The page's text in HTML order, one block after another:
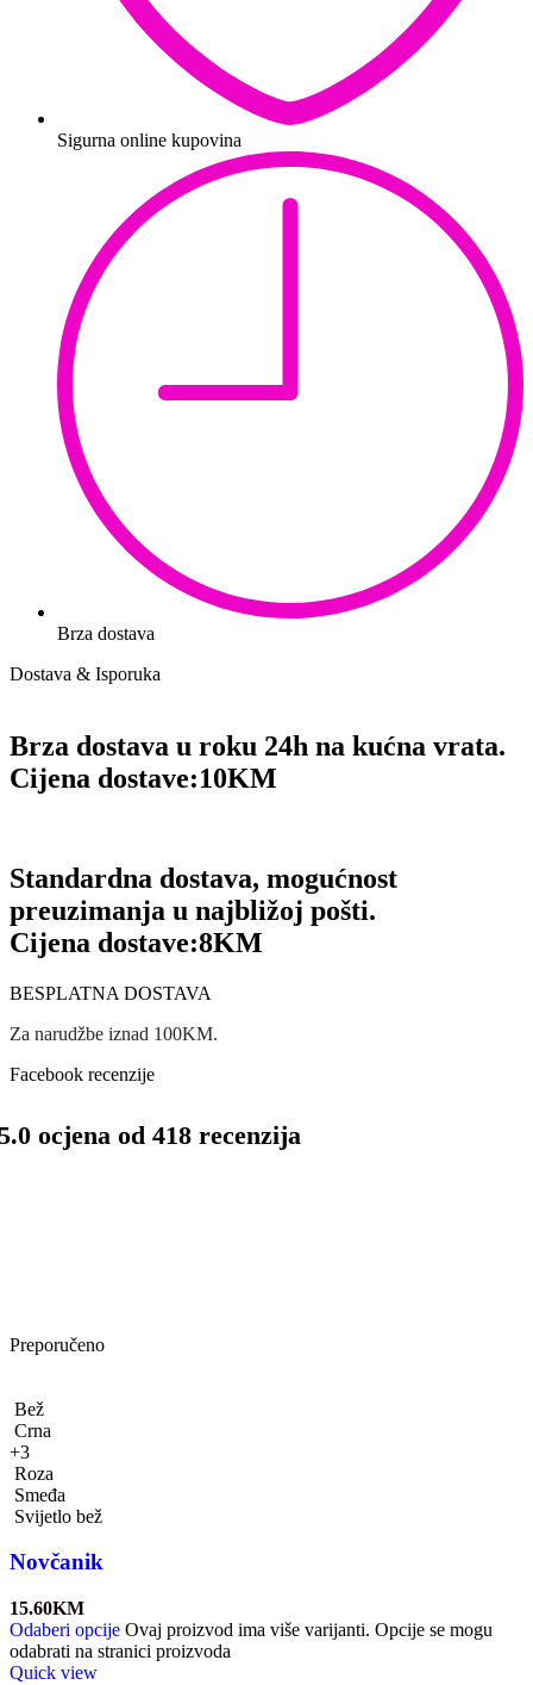
Sigurna online kupovina
Brza dostava
Dostava & Isporuka
Brza dostava u roku 24h na kućna vrata.
Cijena dostave:10KM
Standardna dostava, mogućnost
preuzimanja u najbližoj pošti.
Cijena dostave:8KM
BESPLATNA DOSTAVA
Za narudžbe iznad 100KM.
Facebook recenzije
ocjena od 418 recenzija
Preporučeno
Bež
Crna
+3
Roza
Smeđa
Svijetlo bež
Novčanik
15.60KM
Odaberi opcije Ovaj proizvod ima više varijanti. Opcije se mogu
odabrati na stranici proizvoda
Quick view